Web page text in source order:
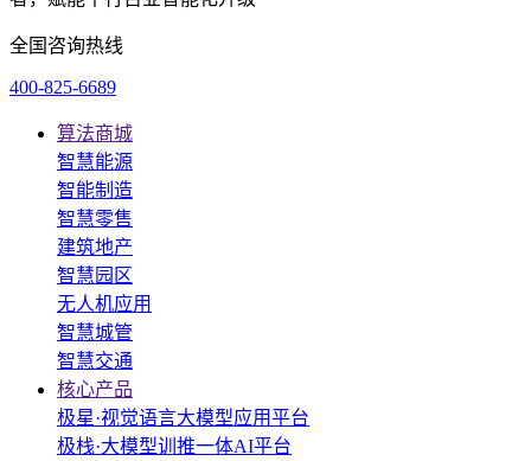
全国咨询热线
400-825-6689
算法商城
智慧能源
智能制造
智慧零售
建筑地产
智慧园区
无人机应用
智慧城管
智慧交通
核心产品
极星·视觉语言大模型应用平台
极栈·大模型训推一体AI平台